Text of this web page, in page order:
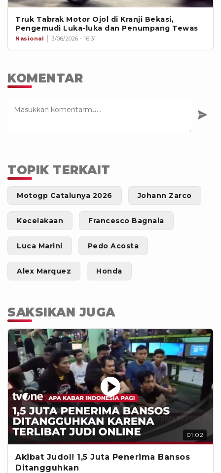
Truk Tabrak Motor Ojol di Kranji Bekasi,
Pengemudi Luka-luka dan Penumpang Tewas
Nasional 3/08/2026 - 16:31
KOMENTAR
TOPIK TERKAIT
Motogp Catalunya 2026 Johann Zarco
Kecelakaan Francesco Bagnaia
Luca Marini Pedo Acosta
Alex Marquez Honda
SAKSIKAN JUGA
01:02
Akibat Judol! 1,5 Juta Penerima Bansos
Ditangguhkan